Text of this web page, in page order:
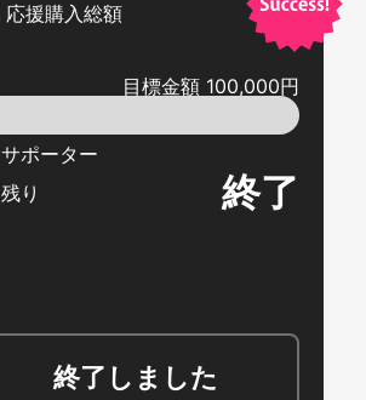
応援購入総額
目標金額 100,000円
サポーター
残り
終了
終了しました